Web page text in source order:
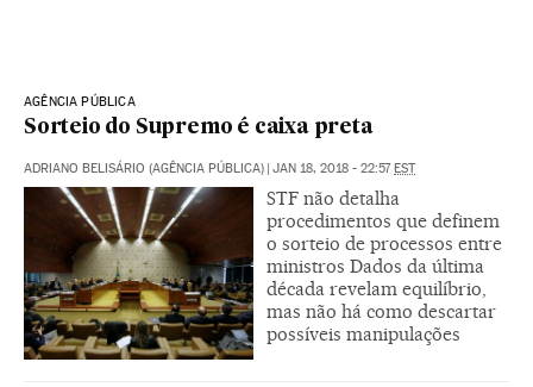
AGÊNCIA PÚBLICA
Sorteio do Supremo é caixa preta
ADRIANO BELISÁRIO (AGÊNCIA PÚBLICA) | JAN 18, 2018 - 22:57EST
STF não detalha
procedimentos que definem
o sorteio de processos entre
ministros Dados da última
década revelam equilíbrio,
mas não há como descartar
possíveis manipulações